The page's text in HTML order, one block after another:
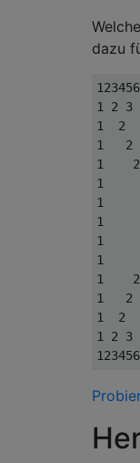
dazu
1 2 3
1  2
1
1
1
1
1
1
1
1
1
1  2
1 2 3